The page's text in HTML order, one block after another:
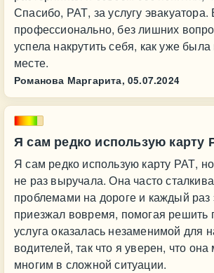
Спасибо, РАТ, за услугу эвакуатора.
профессионально, без лишних
успела накрутить себя, как уже
месте.
Романова Маргарита, 05.07.2024
Я сам редко использую карту
Я сам редко использую карту РАТ,
не раз выручала. Она часто
проблемами на дороге и каждый раз
приезжал вовремя, помогая
услуга оказалась незаменимой для
водителей, так что я уверен, что
многим в сложной ситуации.